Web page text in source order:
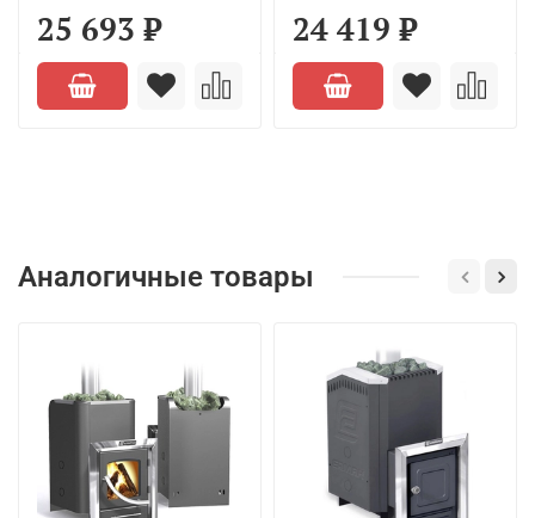
25 693 ₽ 24 419 ₽
Аналогичные товары